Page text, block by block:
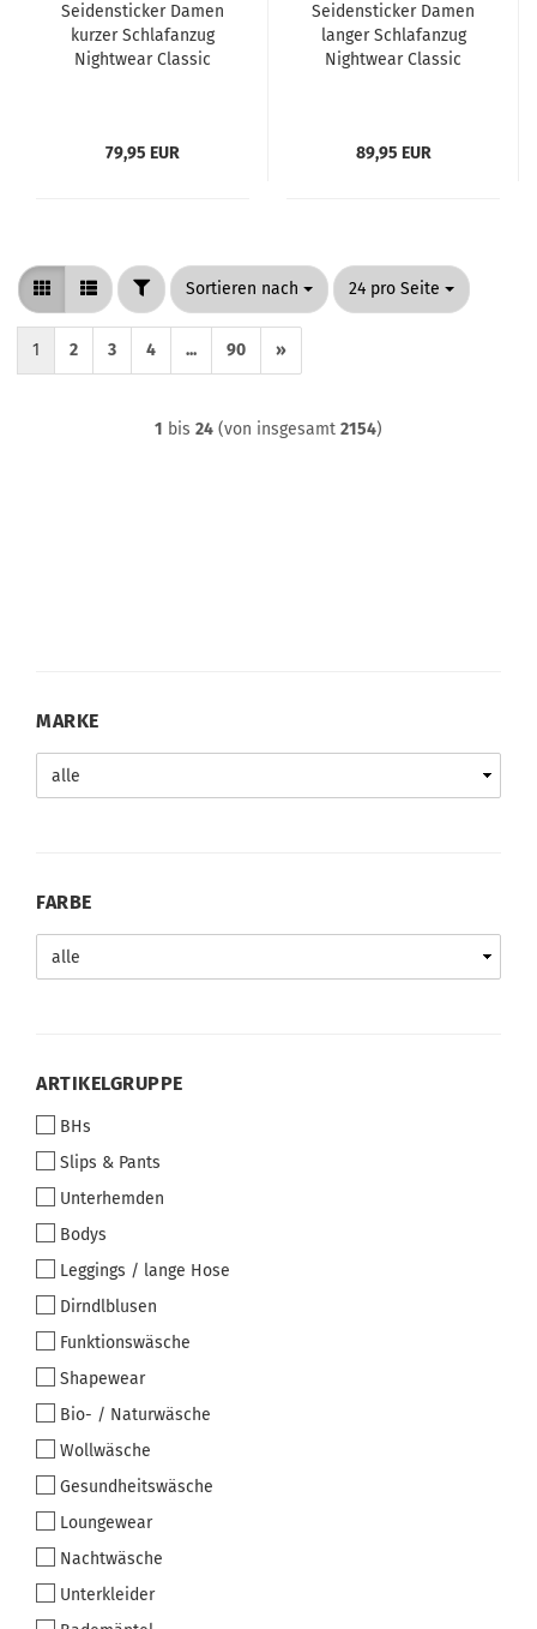
Seidensticker Damen
kurzer Schlafanzug
Nightwear Classic
79,95 EUR
Seidensticker Damen
langer Schlafanzug
Nightwear Classic
89,95 EUR
FILTERSortieren nach
Sortieren nach 24 pro Seite
pro Seite
1 2 3 4 ... 90 »
1 bis 24 (von insgesamt 2154)
MARKE
MARKE
FARBE
FARBE
ARTIKELGRUPPE
ARTIKELGRUPPE
BHs
Slips & Pants
Unterhemden
Bodys
Leggings / lange Hose
Dirndlblusen
Funktionswäsche
Shapewear
Bio- / Naturwäsche
Wollwäsche
Gesundheitswäsche
Loungewear
Nachtwäsche
Unterkleider